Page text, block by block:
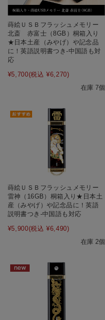
蒔絵ＵＳＢフラッシュメモリー
北斎 赤富士（8GB）桐箱入り
★日本土産（みやげ）や記念品
に！英語説明書つき-中国語も対
応
¥5,700(税込 ¥6,270)
在庫 7個
蒔絵ＵＳＢフラッシュメモリー
雷神（16GB）桐箱入り★日本土
産（みやげ）や記念品に！英語
説明書つき-中国語も対応
¥5,900(税込 ¥6,490)
在庫 2個